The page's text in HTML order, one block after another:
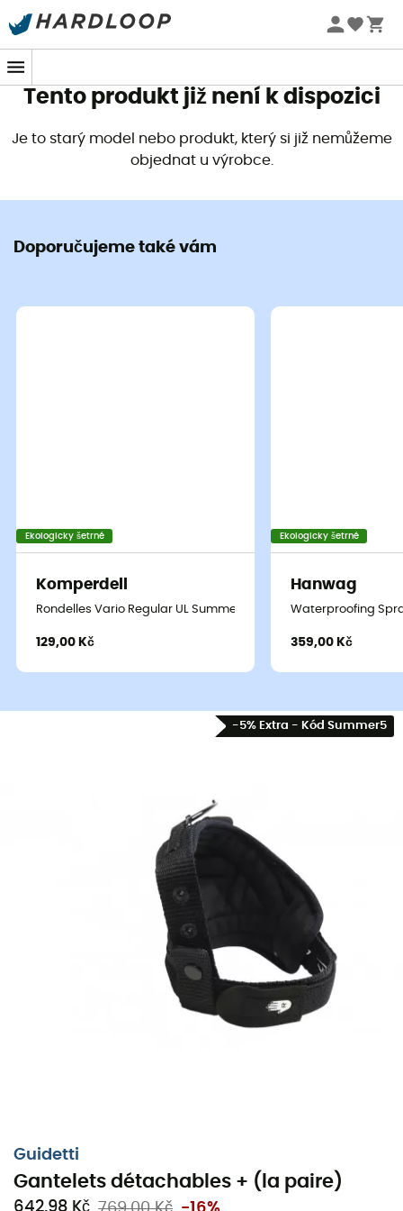
Letní akce 🔥 -5 % EXTRA při nákupu 2 produktů* s kódem
Tento produkt již není k dispozici
Je to starý model nebo produkt, který si již nemůžeme
objednat u výrobce.
Doporučujeme také vám
Ekologicky šetrné
Komperdell
Rondelles Vario Regular UL Summer 7 cm Blister
129,00 Kč
Ekologicky šetrné
Hanwag
Waterproofing
359,00 Kč
-5% Extra - Kód Summer5
Guidetti
Gantelets détachables + (la paire)
642,98 Kč
Ergonomické
odnímatelné rukavice + Guidetti